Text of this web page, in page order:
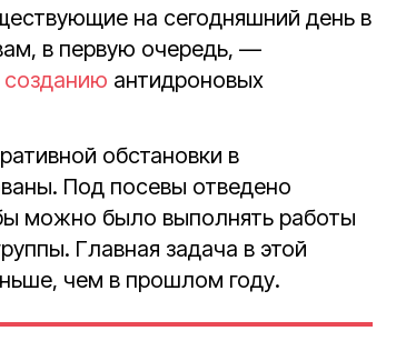
на сегодняшний день в
в первую очередь, —
созданию антидроновых
обстановки в
Под посевы отведено
можно было выполнять работы
Главная задача в этой
чем в прошлом году.